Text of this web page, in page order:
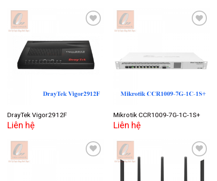
Add to
wishlist
DrayTek Vigor2912F
Liên hệ
Mikrotik CCR1009-7G-1C-1S+
Liên hệ